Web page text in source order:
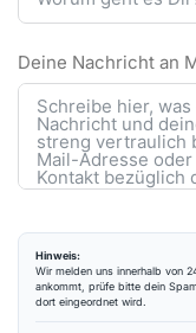
Deine Nachricht an
Hinweis:
Wir melden uns innerhalb von
ankommt, prüfe bitte dein
dort eingeordnet wird.